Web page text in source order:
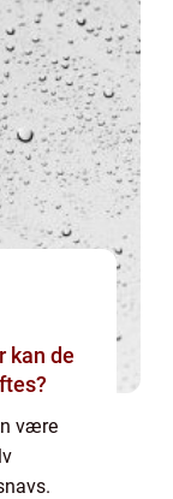
kan de
være